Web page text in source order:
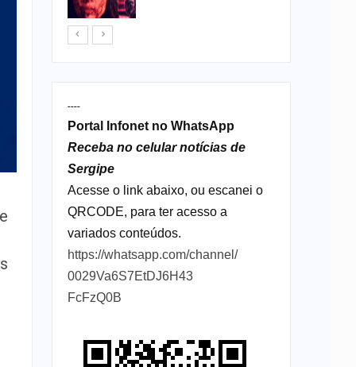
----
Portal Infonet no WhatsApp
Receba no celular notícias de
Sergipe
Acesse o link abaixo, ou escanei o
QRCODE, para ter acesso a
variados conteúdos.
https://whatsapp.com/channel/
0029Va6S7EtDJ6H43
FcFzQ0B